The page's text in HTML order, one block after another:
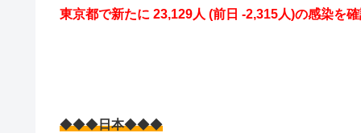
東京都で新たに 23,129人 (前日 -2,315人)の感染を
◆◆◆日本◆◆◆